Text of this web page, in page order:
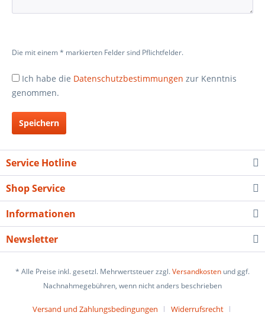
Die mit einem * markierten Felder sind Pflichtfelder.
Ich habe die Datenschutzbestimmungen zur Kenntnis
genommen.
Speichern
Service Hotline
Shop Service
Informationen
Newsletter
* Alle Preise inkl. gesetzl. Mehrwertsteuer zzgl.Versandkosten und ggf.
Nachnahmegebühren, wenn nicht anders beschrieben
Versand und Zahlungsbedingungen
Widerrufsrecht